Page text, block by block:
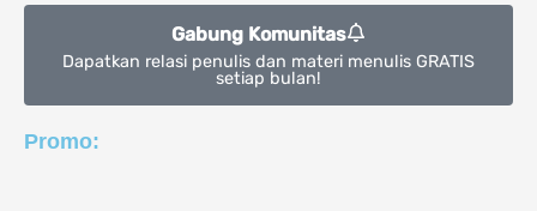
Gabung Komunitas
Dapatkan relasi penulis dan materi menulis GRATIS
setiap bulan!
Promo: